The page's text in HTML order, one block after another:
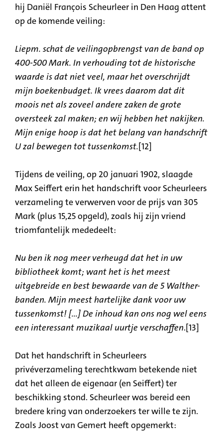
hij Daniël François Scheurleer in Den Haag attent
op de komende veiling:
Liepm. schat de veilingopbrengst van de band op
400-500 Mark. In verhouding tot de historische
waarde is dat niet veel, maar het overschrijdt
mijn boekenbudget. Ik vrees daarom dat dit
moois net als zoveel andere zaken de grote
oversteek zal maken; en wij hebben het nakijken.
Mijn enige hoop is dat het belang van handschrift
U zal bewegen tot tussenkomst.[12]
Tijdens de veiling, op 20 januari 1902, slaagde
Max Seiffert erin het handschrift voor Scheurleers
verzameling te verwerven voor de prijs van 305
Mark (plus 15,25 opgeld), zoals hij zijn vriend
triomfantelijk mededeelt:
Nu ben ik nog meer verheugd dat het in uw
bibliotheek komt; want het is het meest
uitgebreide en best bewaarde van de 5 Walther-
banden. Mijn meest hartelijke dank voor uw
tussenkomst! [...] De inhoud kan ons nog wel eens
een interessant muzikaal uurtje verschaffen.[13]
Dat het handschrift in Scheurleers
privéverzameling terechtkwam betekende niet
dat het alleen de eigenaar (en Seiffert) ter
beschikking stond. Scheurleer was bereid een
bredere kring van onderzoekers ter wille te zijn.
Zoals Joost van Gemert heeft opgemerkt: